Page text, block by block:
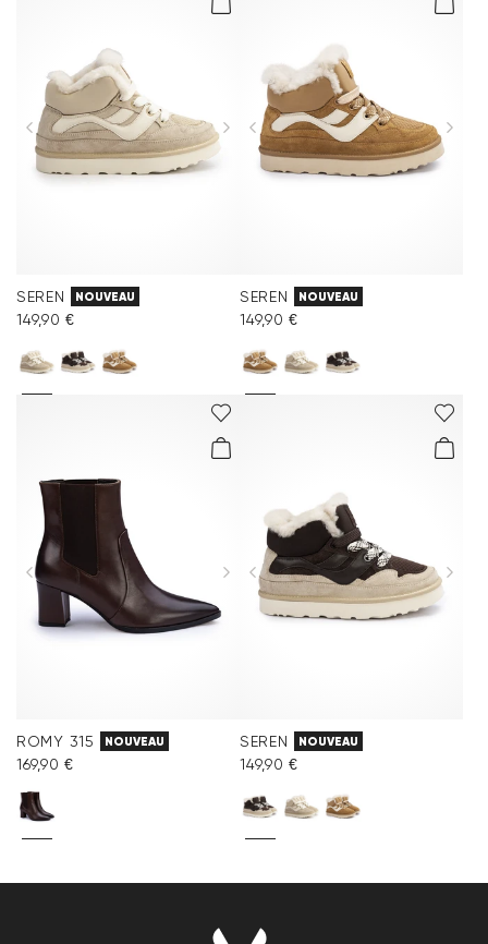
SEREN NOUVEAU
149,90 €
SEREN NOUVEAU
149,90 €
ROMY 315 NOUVEAU
169,90 €
SEREN NOUVEAU
149,90 €